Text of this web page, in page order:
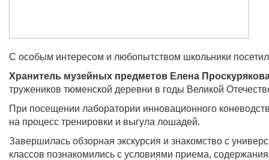
С особым интересом и любопытством школьники
Хранитель музейных предметов Елена
тружеников тюменской деревни в годы Великой
При посещении лаборатории инновационного
на процесс тренировки и выгула лошадей.
Завершилась обзорная экскурсия и знакомство с
классов познакомились с условиями приема,